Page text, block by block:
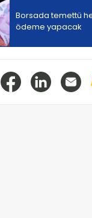
Borsada temettü
ödeme yapacak